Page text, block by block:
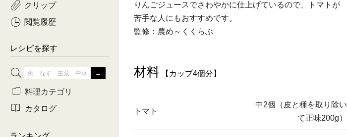
りんごジュースでさわやかに仕上げているので、トマトが
苦手な人にもおすすめです。
監修：農め～くくらぶ
材料 【カップ4個分】
トマト
中2個（皮と種を取り除い
て正味200g）
クリップ
閲覧履歴
レシピを探す
3日分ごはんセット（2人分）
3日分ごはんセット（3人分）
飛田和緒さんレシピ
料理カテゴリ
おつまみ
カタログ
ぷれーんぺいじ
ランキング